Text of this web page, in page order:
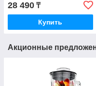
28 490 ₸
Купить
Акционные